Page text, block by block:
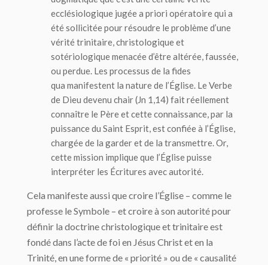
ecclésiologique jugéea priori opératoire qui a
été sollicitée pour résoudre le problème d’une
vérité trinitaire, christologique et
sotériologique menacée d’être altérée, faussée,
ou perdue. Les processus de la fides
qua manifestent la nature de l’Église. Le Verbe
de Dieu devenu chair (Jn 1,14) fait réellement
connaître le Père et cette connaissance, par la
puissance du Saint Esprit, est confiée à l’Église,
chargée de la garder et de la transmettre. Or,
cette mission implique que l’Église puisse
interpréter les Écritures avec autorité.
Cela manifeste aussi que croire l’Église – comme le
professe le Symbole – et croire à son autorité pour
définir la doctrine christologique et trinitaire est
fondé dans l’acte de foi en Jésus Christ et en la
Trinité, en une forme de « priorité » ou de « causalité